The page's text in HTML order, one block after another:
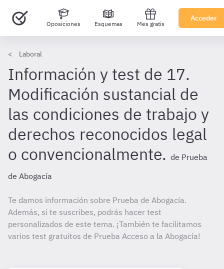
Oposiciones Esquemas Mes gratis
Acceder
Laboral
Información y test de 17.
Modificación sustancial de
las condiciones de trabajo y
derechos reconocidos legal
o convencionalmente. de Prueba
de Abogacía
Te damos información sobre Prueba de Abogacía.
Además, si te suscribes, podrás hacer test
personalizados de este tema. ¡También te facilitamos
varios test gratuitos de Prueba Acceso a la Abogacía!